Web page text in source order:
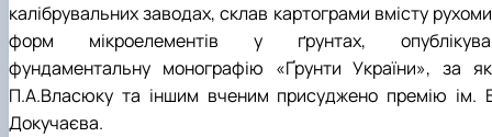
калібрувальних заводах, склав картограми вмісту
форм мікроелементів у ґрунтах,
фундаментальну монографію «Ґрунти України», за
П.А.Власюку та іншим вченим присуджено премію ім.
Докучаєва.